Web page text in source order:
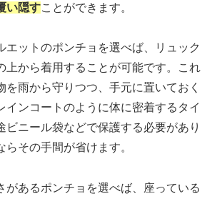
い隠すことができます。
エットのポンチョを選べば、リュック
上から着用することが可能です。これ
を雨から守りつつ、手元に置いておく
インコートのように体に密着するタイ
ビニール袋などで保護する必要があり
らその手間が省けます。
があるポンチョを選べば、座っている